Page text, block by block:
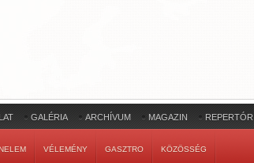
GALÉRIA ARCHÍVUM MAGAZIN
VÉLEMÉNY GASZTRO KÖZÖSSÉG